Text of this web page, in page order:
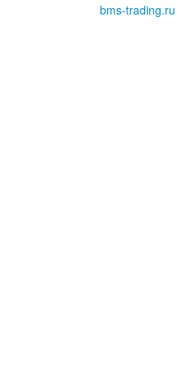
bms-trading.ru